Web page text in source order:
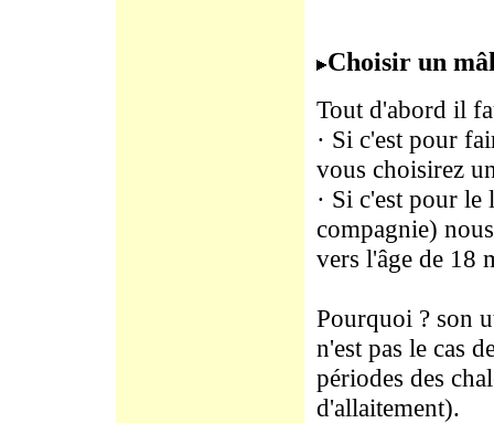
Choisir un
Tout d'abord il
· Si c'est pour
vous choisirez
· Si c'est pour
compagnie)
vers l'âge de 18
Pourquoi ? son
n'est pas le cas
périodes des
d'allaitement).